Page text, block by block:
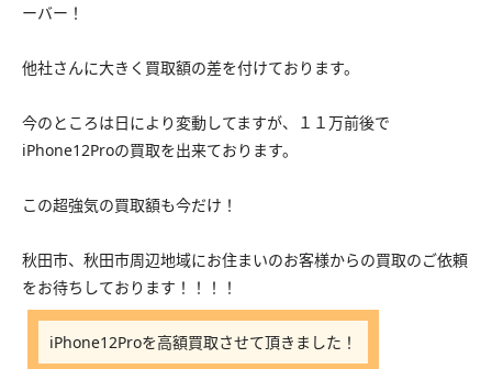
ーバー！
他社さんに大きく買取額の差を付けております。
今のところは日により変動してますが、１１万前後で
iPhone12Proの買取を出来ております。
この超強気の買取額も今だけ！
秋田市、秋田市周辺地域にお住まいのお客様からの買取のご依頼
をお待ちしております！！！！
iPhone12Proを高額買取させて頂きました！